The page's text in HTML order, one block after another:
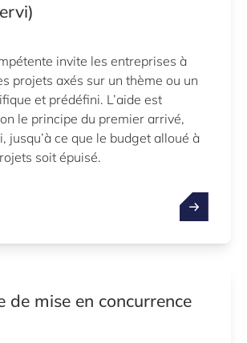
invite les entreprises à
projets axés sur un thème ou un
et prédéfini. L’aide est
le principe du premier arrivé,
jusqu’à ce que le budget alloué à
soit épuisé.
de mise en concurrence